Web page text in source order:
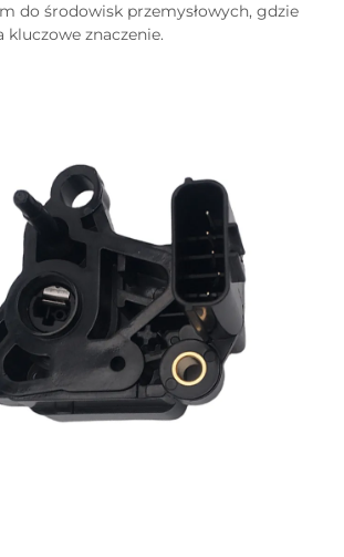
do środowisk przemysłowych, gdzie
kluczowe znaczenie.